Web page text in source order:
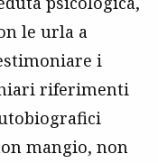
le urla a
i
riferimenti
mangio, non